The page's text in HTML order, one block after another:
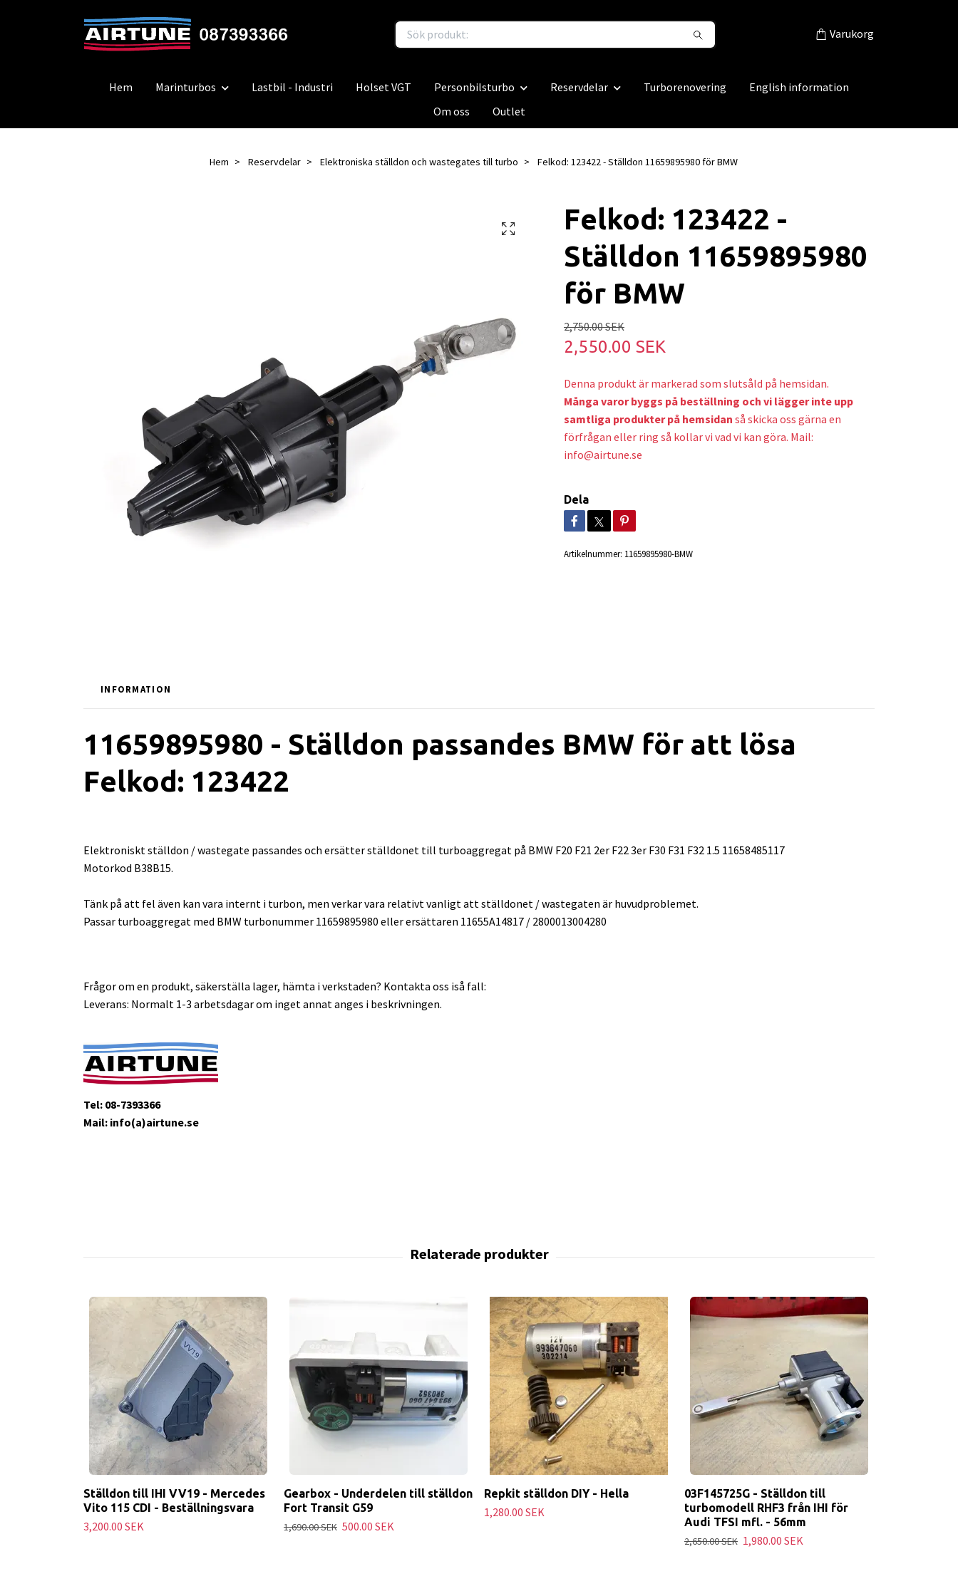
Varukorg
Hem Marinturbos Lastbil - Industri Holset VGT Personbilsturbo Reservdelar Turborenovering
English information
Om oss
Outlet
Hem Reservdelar Elektroniska ställdon och wastegates till turbo Felkod: 123422 - Ställdon 11659895980 för BMW
Felkod: 123422 -
Ställdon 11659895980
för BMW
2,750.00 SEK
2,550.00 SEK
Denna produkt är markerad som slutsåld på hemsidan.
Många varor byggs på beställning och vi lägger inte upp
samtliga produkter på hemsidan så skicka oss gärna en
förfrågan eller ring så kollar vi vad vi kan göra. Mail:
info@airtune.se
Dela
Artikelnummer: 11659895980-BMW
INFORMATION
11659895980 - Ställdon passandes BMW för att lösa
Felkod: 123422
Elektroniskt ställdon / wastegate passandes och ersätter ställdonet till turboaggregat på BMW F20 F21 2er F22 3er F30 F31 F32 1.5 11658485117
Motorkod B38B15.
Tänk på att fel även kan vara internt i turbon, men verkar vara relativt vanligt att ställdonet / wastegaten är huvudproblemet.
Passar turboaggregat med BMW turbonummer 11659895980 eller ersättaren 11655A14817 / 2800013004280
Frågor om en produkt, säkerställa lager, hämta i verkstaden? Kontakta oss iså fall:
Leverans: Normalt 1-3 arbetsdagar om inget annat anges i beskrivningen.
Tel: 08-7393366
Mail: info(a)airtune.se
Ställdon till IHI VV19 - Mercedes
Vito 115 CDI - Beställningsvara
3,200.00 SEK
Gearbox - Underdelen till ställdon
Fort Transit G59
1,690.00 SEK 500.00 SEK
Repkit ställdon DIY - Hella
1,280.00 SEK
03F145725G - Ställdon till
turbomodell RHF3 från IHI för
Audi TFSI mfl. - 56mm
2,650.00 SEK 1,980.00 SEK